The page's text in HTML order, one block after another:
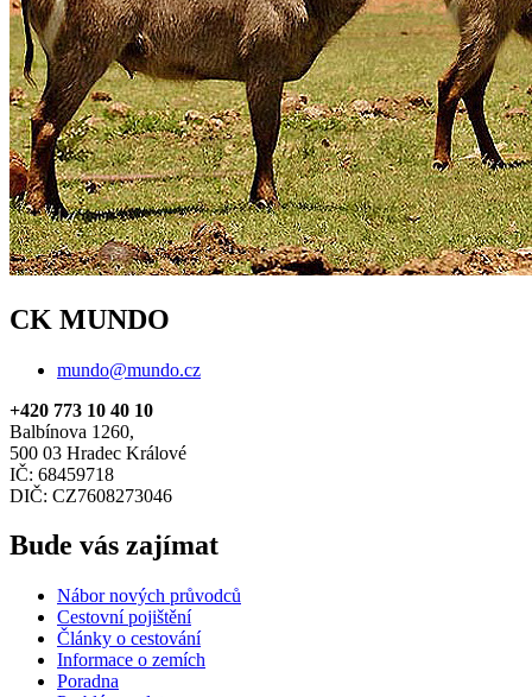
CK MUNDO
mundo@mundo.cz
+420 773 10 40 10
Balbínova 1260,
500 03 Hradec Králové
IČ: 68459718
DIČ: CZ7608273046
Bude vás zajímat
Nábor nových průvodců
Cestovní pojištění
Články o cestování
Informace o zemích
Poradna